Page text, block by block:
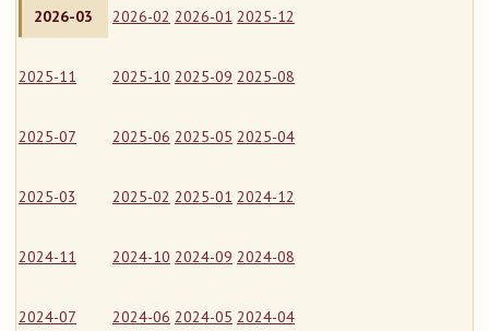
2026-03 2026-02 2026-01 2025-12
2025-11 2025-10 2025-09 2025-08
2025-07 2025-06 2025-05 2025-04
2025-03 2025-02 2025-01 2024-12
2024-11 2024-10 2024-09 2024-08
2024-07 2024-06 2024-05 2024-04